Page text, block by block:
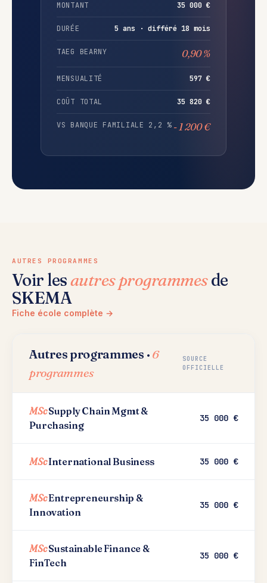
MONTANT 35 000 €
DURÉE 5 ans · différé 18 mois
TAEG BEARNY 0,90 %
MENSUALITÉ 597 €
COÛT TOTAL 35 820 €
VS BANQUE FAMILIALE 2,2 % - 1 200 €
AUTRES PROGRAMMES
Voir lesautres programmesde
SKEMA
Fiche école complète →
Autres programmes · 6
programmes
SOURCE
OFFICIELLE
MScSupply Chain Mgmt &
Purchasing
35 000 €
MScInternational Business 35 000 €
MScEntrepreneurship &
Innovation
35 000 €
MScSustainable Finance &
FinTech
35 000 €